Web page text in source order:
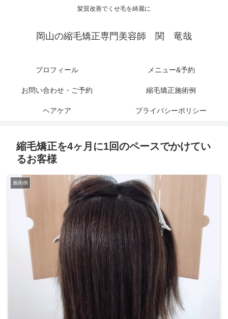
髪質改善でくせ毛を綺麗に
岡山の縮毛矯正専門美容師 関 竜哉
プロフィール メニュー&予約
お問い合わせ・ご予約 縮毛矯正施術例
ヘアケア プライバシーポリシー
縮毛矯正を4ヶ月に1回のペースでかけてい
るお客様
施術例